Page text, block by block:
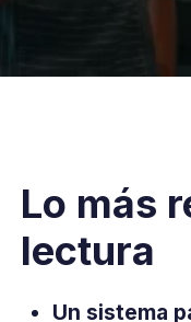
Lo más
lectura
Un sistema